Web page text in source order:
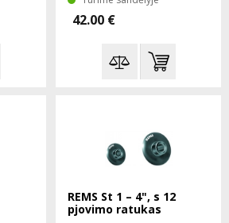
42.00 €
REMS St 1 – 4", s 12
pjovimo ratukas